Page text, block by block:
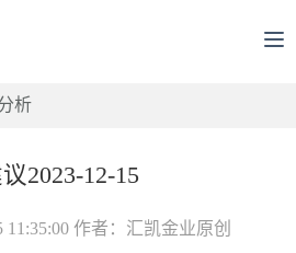
析
2023-12-15
11:35:00 作者：汇凯金业原创